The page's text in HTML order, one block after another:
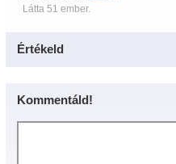
Látta 51 ember.
Értékeld
Kommentáld!